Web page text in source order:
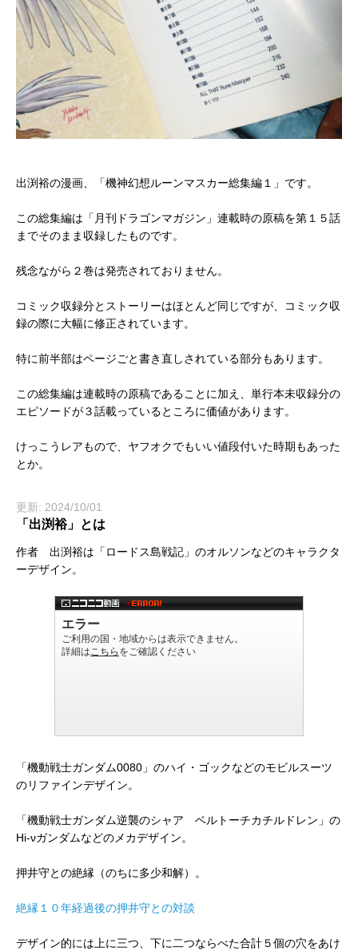
出渕裕の漫画、「機神幻想ルーンマスカー総集編１」です。
この総集編は「月刊ドラゴンマガジン」連載時の原稿を第１５話
までそのまま収録したものです。
残念ながら２巻は発売されておりません。
コミック収録分とストーリーはほとんど同じですが、コミック収
録の際に大幅に修正されています。
特に前半部はページごと書き直しされている部分もあります。
この総集編は連載時の原稿であることに加え、単行本未収録分の
エピソードが３話載っているところに価値があります。
けっこうレアもので、ヤフオクでもいい値段付いた時期もあった
とか。
更新: 2024/10/01
「出渕裕」とは
作者 出渕裕は「ロードス島戦記」のオルソンなどのキャラクタ
ーデザイン。
「機動戦士ガンダム0080」のハイ・ゴックなどのモビルスーツ
のリファインデザイン。
「機動戦士ガンダム逆襲のシャア ベルトーチカチルドレン」の
Hi-νガンダムなどのメカデザイン。
押井守との絶縁（のちに多少和解）。
絶縁１０年経過後の押井守との対談
デザイン的には上に三つ、下に二つならべた合計５個の穴をあけ